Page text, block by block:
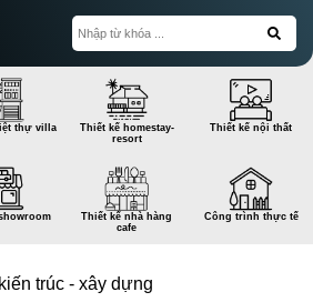
thự villa
Thiết kế homestay-
resort
Thiết kế nội thất
Thiết kế nhà hàng
cafe
Công trình thực tế
trúc - xây dựng